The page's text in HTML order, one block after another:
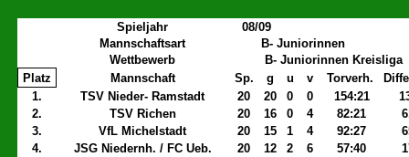
Spieljahr
08/09
Mannschaftsart
B- Juniorinnen
Wettbewerb
B- Juniorinnen Kreisliga
Platz
Mannschaft Sp. g u v Torverh.
1.
TSV Nieder- Ramstadt 20 20 0 0 154:21
2.
TSV Richen 20 16 0 4 82:21
3.
VfL Michelstadt 20 15 1 4 92:27
4.
JSG Niedernh. / FC Ueb. 20 12 2 6 57:40